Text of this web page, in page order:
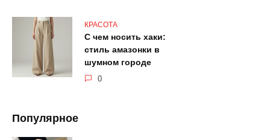
КРАСОТА
С чем носить хаки:
стиль амазонки в
шумном городе
0
Популярное